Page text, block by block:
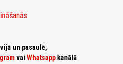
un pasaulē,
vai Whatsapp kanālā